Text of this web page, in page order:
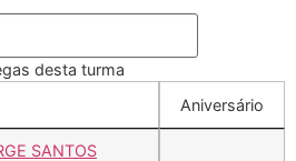
desta turma
Aniversário
SANTOS